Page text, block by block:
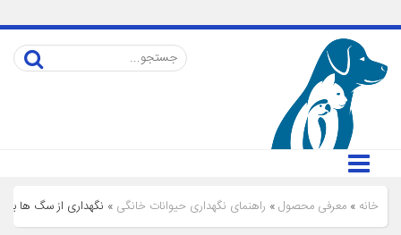
خانه » معرفی محصول» راهنمای نگهداری حیوانات خانگی » نگهداری از سگ ها به